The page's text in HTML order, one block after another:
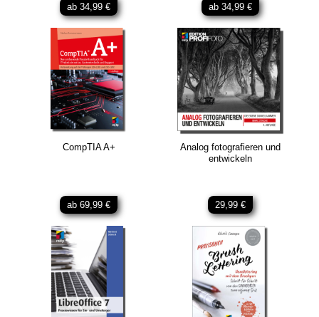
ab 34,99 € ab 34,99 €
CompTIA A+
ab 69,99 €
Analog fotografieren und
entwickeln
29,99 €